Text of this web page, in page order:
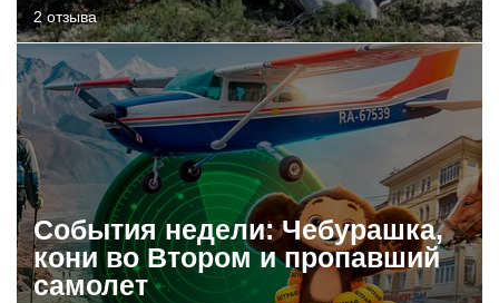
2 отзыва
События недели: Чебурашка,
кони во Втором и пропавший
самолет